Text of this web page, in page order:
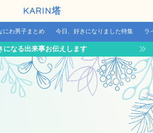
KARIN塔
にわ男子まとめ 今日、好きになりました特集 ラ
になる出来事お伝えします